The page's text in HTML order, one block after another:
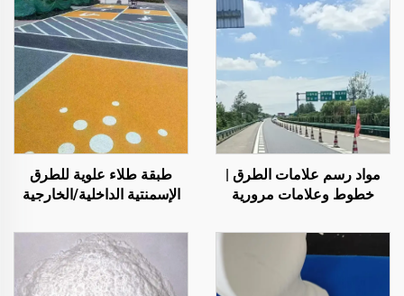
مواد رسم علامات الطرق |
خطوط وعلامات مرورية
طبقة طلاء علوية للطرق
الإسمنتية الداخلية/الخارجية
ST400)، والطرق الأسفلتية،
والعزل المائي للأسفلت،
وإعادة تجديد البولي يوريثان